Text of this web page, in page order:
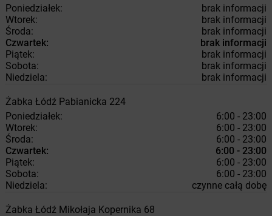
Poniedziałek:
brak informacji
Wtorek:
brak informacji
Środa:
brak informacji
Czwartek:
brak informacji
Piątek:
brak informacji
Sobota:
brak informacji
Niedziela:
brak informacji
Żabka Łódź Pabianicka 224
Poniedziałek:
6:00 - 23:00
Wtorek:
6:00 - 23:00
Środa:
6:00 - 23:00
Czwartek:
6:00 - 23:00
Piątek:
6:00 - 23:00
Sobota:
6:00 - 23:00
Niedziela:
czynne całą dobę
Żabka Łódź Mikołaja Kopernika 68